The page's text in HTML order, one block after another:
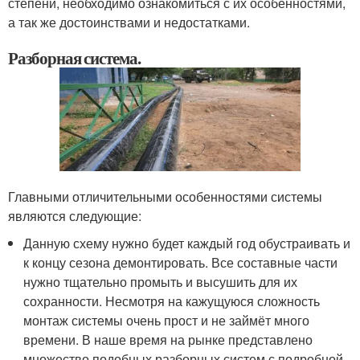
а так же достоинствами и недостатками.
Разборная система.
Главными отличительными особенностями системы
являются следующие:
Данную схему нужно будет каждый год обустраивать и
к концу сезона демонтировать. Все составные части
нужно тщательно промыть и высушить для их
сохранности. Несмотря на кажущуюся сложность
монтаж системы очень прост и не займёт много
времени. В наше время на рынке представлено